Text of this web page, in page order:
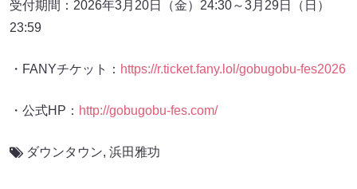
受付期間：2026年3月20日（金）24:30～3月29日（日）
23:59
・FANYチケット： https://r.ticket.fany.lol/gobugobu-fes2026
・公式HP： http://gobugobu-fes.com/
ダウンタウン, 浜田雅功